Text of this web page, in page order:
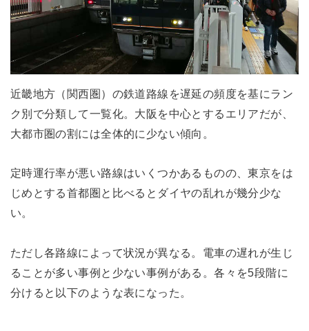
近畿地方（関西圏）の鉄道路線を遅延の頻度を基にラン
ク別で分類して一覧化。大阪を中心とするエリアだが、
大都市圏の割には全体的に少ない傾向。
定時運行率が悪い路線はいくつかあるものの、東京をは
じめとする首都圏と比べるとダイヤの乱れが幾分少な
い。
ただし各路線によって状況が異なる。電車の遅れが生じ
ることが多い事例と少ない事例がある。各々を5段階に
分けると以下のような表になった。